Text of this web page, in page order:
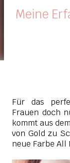
Meine
Für das
Frauen doch
kommt aus
von Gold zu
neue Farbe